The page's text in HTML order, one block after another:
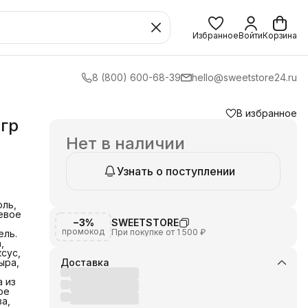
ИзбранноеВойтиКорзина
8 (800) 600-68-39 hello@sweetstore24.ru
из
В избранное
Нет в наличии
Узнать о поступлении
−3%
промокод
SWEETSTORE
При покупке от 1 500 ₽
Доставка